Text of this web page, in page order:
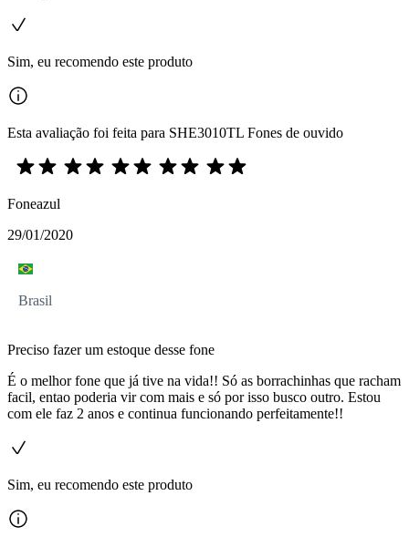
Sim, eu recomendo este produto
Esta avaliação foi feita para SHE3010TL Fones de ouvido
Foneazul
29/01/2020
Brasil
Preciso fazer um estoque desse fone
É o melhor fone que já tive na vida!! Só as borrachinhas que racham
facil, entao poderia vir com mais e só por isso busco outro. Estou
com ele faz 2 anos e continua funcionando perfeitamente!!
Sim, eu recomendo este produto